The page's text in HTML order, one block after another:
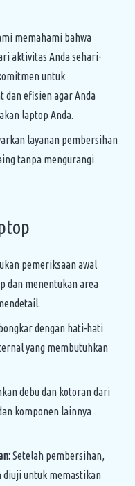
memahami bahwa
aktivitas Anda sehari-
untuk
dan efisien agar Anda
laptop Anda.
layanan pembersihan
tanpa mengurangi
pemeriksaan awal
dan menentukan area
dengan hati-hati
yang membutuhkan
debu dan kotoran dari
komponen lainnya
Setelah pembersihan,
untuk memastikan